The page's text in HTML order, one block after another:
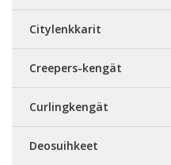
Citylenkkarit
Creepers-kengät
Curlingkengät
Deosuihkeet